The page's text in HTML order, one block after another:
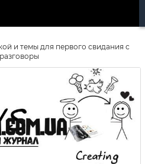
и темы для первого свидания с